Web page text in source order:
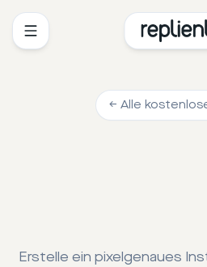
← Alle
Erstelle ein pixelgenaues